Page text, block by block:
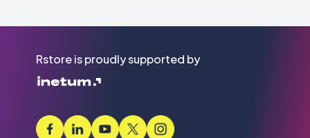
Rstore is proudly supported by